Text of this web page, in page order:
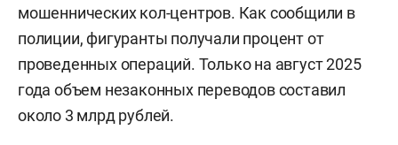
мошеннических кол-центров. Как сообщили в
полиции, фигуранты получали процент от
проведенных операций. Только на август 2025
года объем незаконных переводов составил
около 3 млрд рублей.